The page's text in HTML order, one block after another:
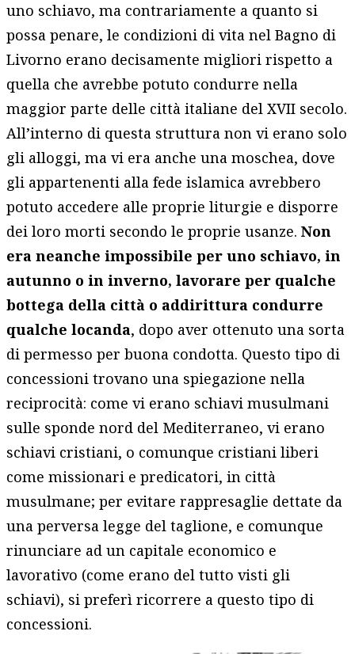
uno schiavo, ma contrariamente a quanto si
possa penare, le condizioni di vita nel Bagno di
Livorno erano decisamente migliori rispetto a
quella che avrebbe potuto condurre nella
maggior parte delle città italiane del XVII secolo.
All’interno di questa struttura non vi erano solo
gli alloggi, ma vi era anche una moschea, dove
gli appartenenti alla fede islamica avrebbero
potuto accedere alle proprie liturgie e disporre
dei loro morti secondo le proprie usanze.Non
era neanche impossibile per uno schiavo, in
autunno o in inverno, lavorare per qualche
bottega della città o addirittura condurre
qualche locanda, dopo aver ottenuto una sorta
di permesso per buona condotta. Questo tipo di
concessioni trovano una spiegazione nella
reciprocità: come vi erano schiavi musulmani
sulle sponde nord del Mediterraneo, vi erano
schiavi cristiani, o comunque cristiani liberi
come missionari e predicatori, in città
musulmane; per evitare rappresaglie dettate da
una perversa legge del taglione, e comunque
rinunciare ad un capitale economico e
lavorativo (come erano del tutto visti gli
schiavi), si preferì ricorrere a questo tipo di
concessioni.